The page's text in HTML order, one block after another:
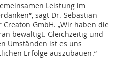
Leistung im
sagt Dr. Sebastian
GmbH. „Wir haben die
bewältigt. Gleichzeitig und
Umständen ist es uns
Erfolge auszubauen.“